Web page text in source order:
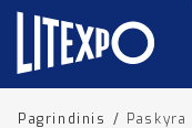
Pagrindinis / Paskyra